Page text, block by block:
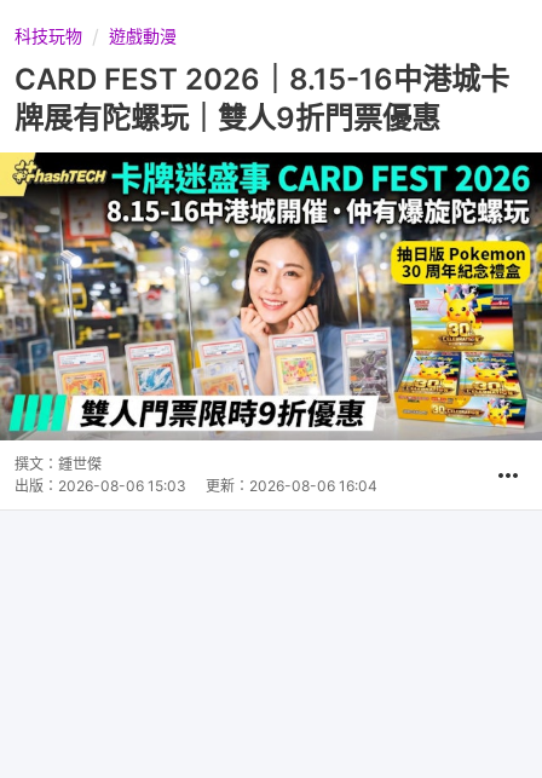
科技玩物 遊戲動漫
CARD FEST 2026｜8.15-16中港城卡
牌展有陀螺玩｜雙人9折門票優惠
撰文： 鍾世傑
出版： 2026-08-06 15:03 更新： 2026-08-06 16:04